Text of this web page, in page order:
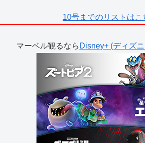
10号までのリストはこ
マーベル観るなら Disney+ (ディズ